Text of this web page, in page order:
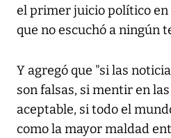
el primer juicio político
que no escuchó a ningún
Y agregó que "si las
son falsas, si mentir en
aceptable, si todo el
como la mayor maldad